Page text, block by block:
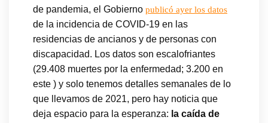
de pandemia, el Gobierno publicó ayer los datos
de la incidencia de COVID-19 en las
residencias de ancianos y de personas con
discapacidad. Los datos son escalofriantes
(29.408 muertes por la enfermedad; 3.200 en
este ) y solo tenemos detalles semanales de lo
que llevamos de 2021, pero hay noticia que
deja espacio para la esperanza: la caída de